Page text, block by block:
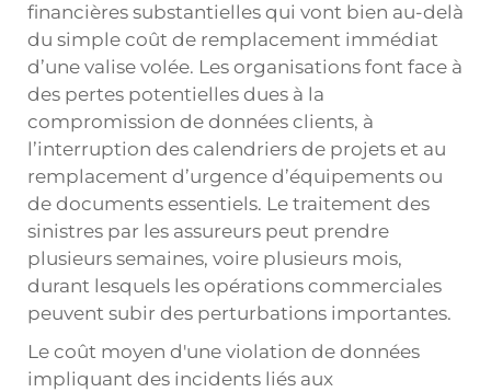
financières substantielles qui vont bien au-delà
du simple coût de remplacement immédiat
d’une valise volée. Les organisations font face à
des pertes potentielles dues à la
compromission de données clients, à
l’interruption des calendriers de projets et au
remplacement d’urgence d’équipements ou
de documents essentiels. Le traitement des
sinistres par les assureurs peut prendre
plusieurs semaines, voire plusieurs mois,
durant lesquels les opérations commerciales
peuvent subir des perturbations importantes.
Le coût moyen d'une violation de données
impliquant des incidents liés aux